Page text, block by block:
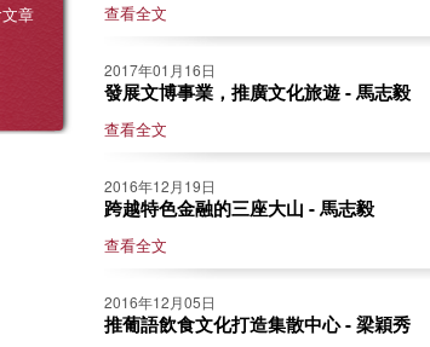
章
查看全文
2017年01月16日
發展文博事業，推廣文化旅遊 - 馬志毅
查看全文
2016年12月19日
跨越特色金融的三座大山 - 馬志毅
查看全文
2016年12月05日
推葡語飲食文化打造集散中心 - 梁穎秀